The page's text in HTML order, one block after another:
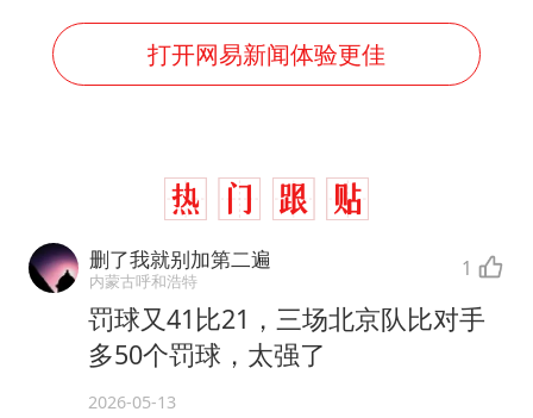
打开网易新闻体验更佳
删了我就别加第二遍
内蒙古呼和浩特 1
罚球又41比21，三场北京队比对手
多50个罚球，太强了
2026-05-13